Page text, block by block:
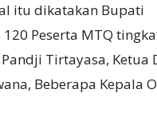
itu dikatakan Bupati
Peserta MTQ
Tirtayasa, Ketua
Beberapa Kepala